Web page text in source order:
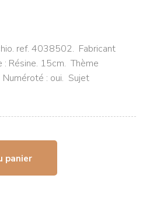
ref. 4038502. Fabricant
Résine. 15cm. Thème
: oui. Sujet
panier